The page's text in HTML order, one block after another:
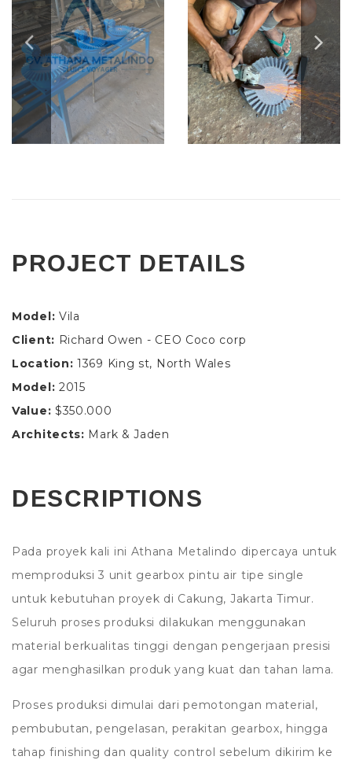
PROJECT DETAILS
Model: Vila
Client: Richard Owen - CEO Coco corp
Location: 1369 King st, North Wales
Model: 2015
Value: $350.000
Architects: Mark & Jaden
DESCRIPTIONS
Pada proyek kali ini Athana Metalindo dipercaya untuk
memproduksi 3 unit gearbox pintu air tipe single
untuk kebutuhan proyek di Cakung, Jakarta Timur.
Seluruh proses produksi dilakukan menggunakan
material berkualitas tinggi dengan pengerjaan presisi
agar menghasilkan produk yang kuat dan tahan lama.
Proses produksi dimulai dari pemotongan material,
pembubutan, pengelasan, perakitan gearbox, hingga
tahap finishing dan quality control sebelum dikirim ke